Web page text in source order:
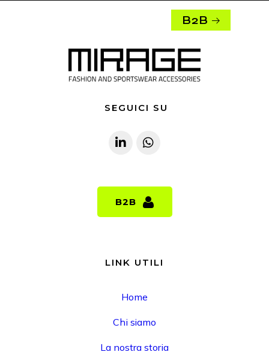
B2B
SEGUICI SU
B2B
B2B
LINK UTILI
Home
Chi siamo
La nostra storia